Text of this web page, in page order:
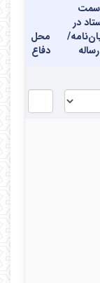
سمت
در
رساله
محل
دفاع